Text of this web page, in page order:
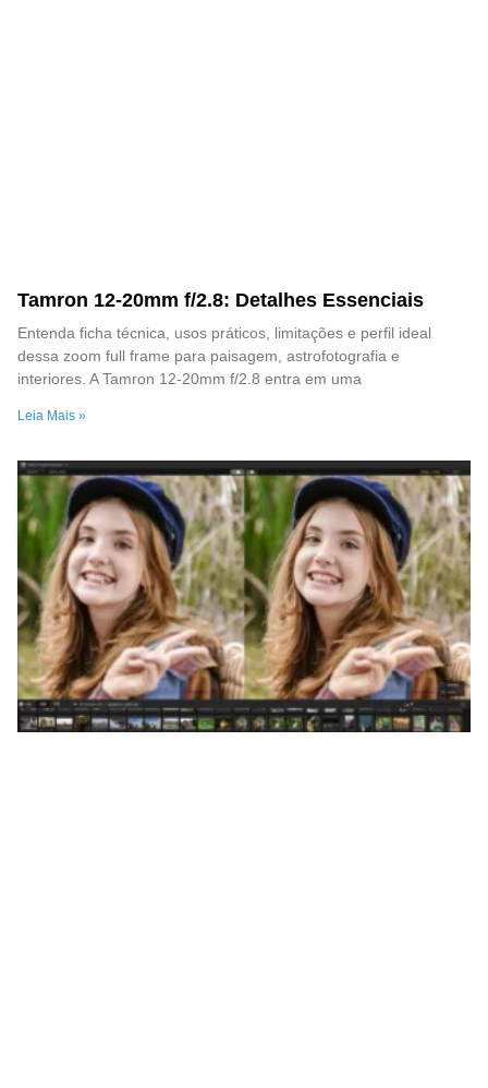
Tamron 12-20mm f/2.8: Detalhes Essenciais
Entenda ficha técnica, usos práticos, limitações e perfil ideal
dessa zoom full frame para paisagem, astrofotografia e
interiores. A Tamron 12-20mm f/2.8 entra em uma
Leia Mais »